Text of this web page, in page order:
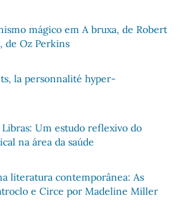
mágico em A bruxa, de Robert
de Oz Perkins
la personnalité hyper-
Um estudo reflexivo do
na área da saúde
literatura contemporânea: As
e Circe por Madeline Miller